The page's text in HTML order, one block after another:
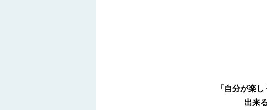
「自分が楽
出来